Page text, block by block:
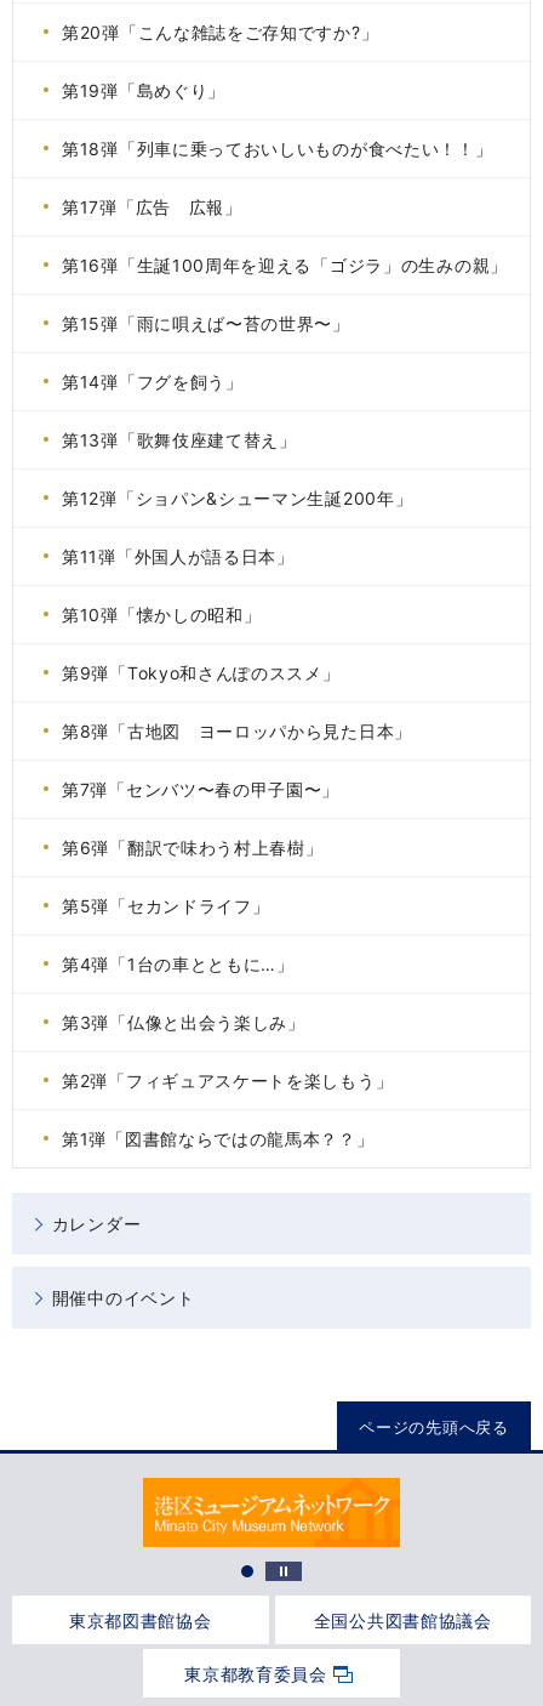
第20弾「こんな雑誌をご存知ですか?」
第19弾「島めぐり」
第18弾「列車に乗っておいしいものが食べたい！！」
第17弾「広告 広報」
第16弾「生誕100周年を迎える「ゴジラ」の生みの親」
第15弾「雨に唄えば〜苔の世界〜」
第14弾「フグを飼う」
第13弾「歌舞伎座建て替え」
第12弾「ショパン&シューマン生誕200年」
第11弾「外国人が語る日本」
第10弾「懐かしの昭和」
第9弾「Tokyo和さんぽのススメ」
第8弾「古地図 ヨーロッパから見た日本」
第7弾「センバツ〜春の甲子園〜」
第6弾「翻訳で味わう村上春樹」
第5弾「セカンドライフ」
第4弾「1台の車とともに…」
第3弾「仏像と出会う楽しみ」
第2弾「フィギュアスケートを楽しもう」
第1弾「図書館ならではの龍馬本？？」
カレンダー
開催中のイベント
ページの先頭へ戻る
東京都図書館協会 全国公共図書館協議会
東京都教育委員会